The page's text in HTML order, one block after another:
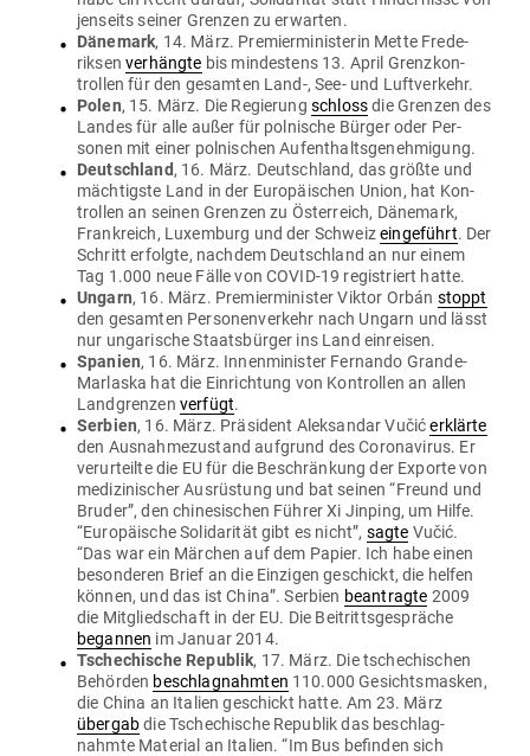
jen­seits seiner Grenzen zu erwarten.
Dänemark, 14. März. Pre­mier­mi­nis­terin Mette Fre­de­
riksenver­hängte bis min­destens 13. April Grenz­kon­
trollen für den gesamten Land‑, See- und Luftverkehr.
Polen, 15. März. Die Regierung schlossdie Grenzen des
Landes für alle außer für pol­nische Bürger oder Per­
sonen mit einer pol­ni­schen Aufenthaltsgenehmigung.
Deutschland , 16. März. Deutschland, das größte und
mäch­tigste Land in der Euro­päi­schen Union, hat Kon­
trollen an seinen Grenzen zu Öster­reich, Dänemark,
Frank­reich, Luxemburg und der Schweizein­ge­führt. Der
Schritt erfolgte, nachdem Deutschland an nur einem
Tag 1.000 neue Fälle von COVID-19 regis­triert hatte.
Ungarn, 16. März. Pre­mier­mi­nister Viktor Orbán stoppt
den gesamten Per­so­nen­verkehr nach Ungarn und lässt
nur unga­rische Staats­bürger ins Land einreisen.
Spanien, 16. März. Innen­mi­nister Fer­nando Grande-
Mar­laska hat die Ein­richtung von Kon­trollen an allen
Land­grenzen verfügt.
Serbien, 16. März. Prä­sident Alek­sandar Vučićerklärte
den Aus­nah­me­zu­stand auf­grund des Coro­na­virus. Er
ver­ur­teilte die EU für die Beschränkung der Exporte von
medi­zi­ni­scher Aus­rüstung und bat seinen “Freund und
Bruder”, den chi­ne­si­schen Führer Xi Jinping, um Hilfe.
“Euro­päische Soli­da­rität gibt es nicht”, sagte Vučić.
“Das war ein Märchen auf dem Papier. Ich habe einen
beson­deren Brief an die Ein­zigen geschickt, die helfen
können, und das ist China”. Serbien bean­tragte 2009
die Mit­glied­schaft in der EU. Die Bei­tritts­ge­spräche
begannen im Januar 2014.
Tsche­chische Republik, 17. März. Die tsche­chi­schen
Behörden beschlag­nahmten 110.000 Gesichts­masken,
die China an Italien geschickt hatte. Am 23. März
übergabdie Tsche­chische Republik das beschlag­
nahmte Material an Italien. “Im Bus befinden sich